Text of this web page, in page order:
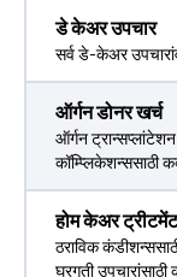
डे केअर उपचार
सर्व डे-केअर
ऑर्गन डोनर खर्च
ऑर्गन
कॉम्प्लिकेशन्ससाठी
होम केअर ट्रीटमेंट
ठराविक
घरगुती